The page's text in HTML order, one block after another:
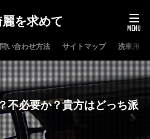
を求めて
い合わせ方法 サイトマップ 洗車用品
不必要か？貴方はどっち派
ライト 洗車 自動車保険
検索